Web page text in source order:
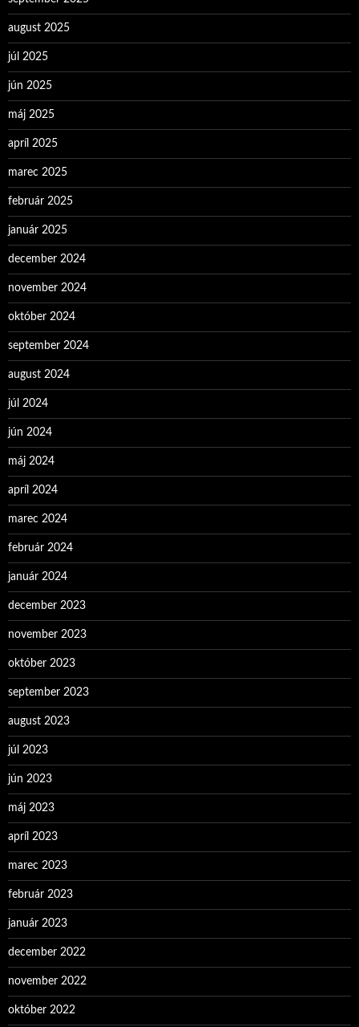
august 2025
júl 2025
jún 2025
máj 2025
apríl 2025
marec 2025
február 2025
január 2025
december 2024
november 2024
október 2024
september 2024
august 2024
júl 2024
jún 2024
máj 2024
apríl 2024
marec 2024
február 2024
január 2024
december 2023
november 2023
október 2023
september 2023
august 2023
júl 2023
jún 2023
máj 2023
apríl 2023
marec 2023
február 2023
január 2023
december 2022
november 2022
október 2022